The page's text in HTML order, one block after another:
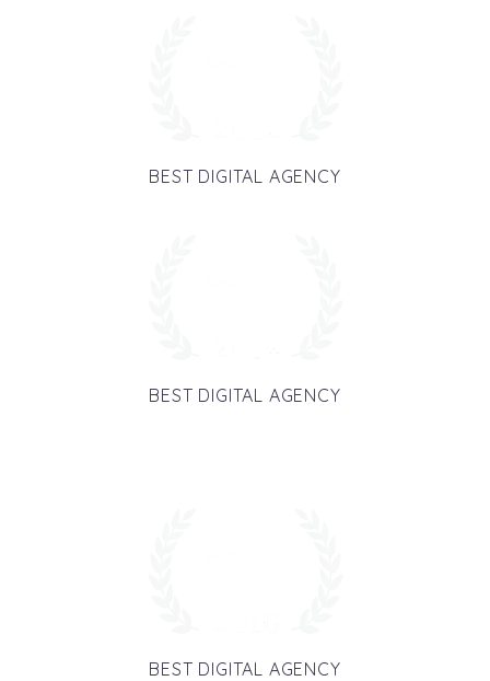
BEST DIGITAL AGENCY
BEST DIGITAL AGENCY
BEST DIGITAL AGENCY